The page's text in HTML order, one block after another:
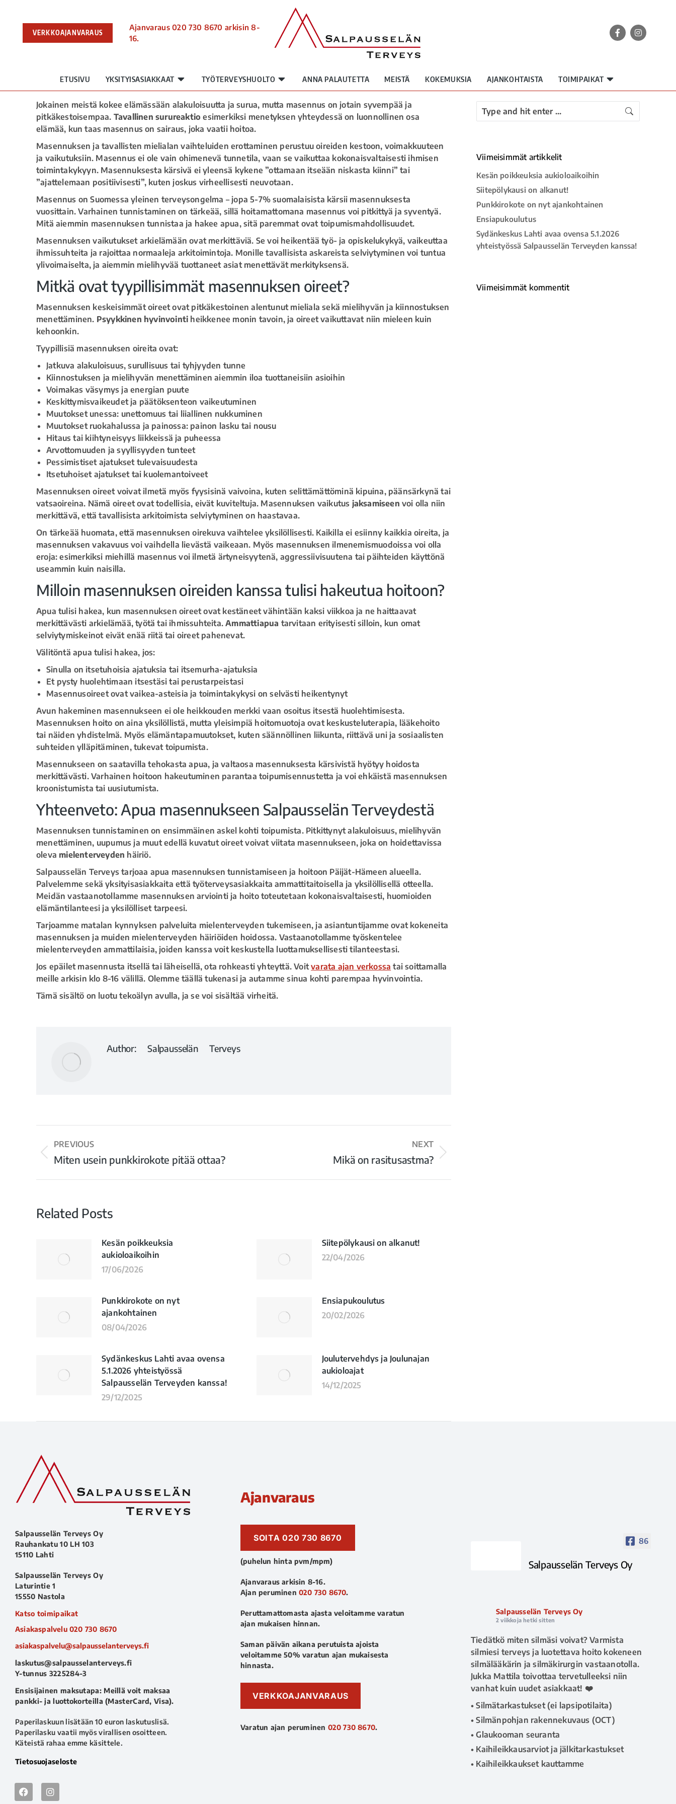
VERKKOAJANVARAUS
Ajanvaraus 020 730 8670 arkisin 8-
16.
ETUSIVU YKSITYISASIAKKAAT TYÖTERVEYSHUOLTO ANNA PALAUTETTA MEISTÄ KOKEMUKSIA AJANKOHTAISTA TOIMIPAIKAT
Jokainen meistä kokee elämässään alakuloisuutta ja surua, mutta masennus on jotain syvempää ja
pitkäkestoisempaa. Tavallinen surureaktio esimerkiksi menetyksen yhteydessä on luonnollinen osa
elämää, kun taas masennus on sairaus, joka vaatii hoitoa.
Masennuksen ja tavallisten mielialan vaihteluiden erottaminen perustuu oireiden kestoon, voimakkuuteen
ja vaikutuksiin. Masennus ei ole vain ohimenevä tunnetila, vaan se vaikuttaa kokonaisvaltaisesti ihmisen
toimintakykyyn. Masennuksesta kärsivä ei yleensä kykene ”ottamaan itseään niskasta kiinni” tai
”ajattelemaan positiivisesti”, kuten joskus virheellisesti neuvotaan.
Masennus on Suomessa yleinen terveysongelma – jopa 5-7% suomalaisista kärsii masennuksesta
vuosittain. Varhainen tunnistaminen on tärkeää, sillä hoitamattomana masennus voi pitkittyä ja syventyä.
Mitä aiemmin masennuksen tunnistaa ja hakee apua, sitä paremmat ovat toipumismahdollisuudet.
Masennuksen vaikutukset arkielämään ovat merkittäviä. Se voi heikentää työ- ja opiskelukykyä, vaikeuttaa
ihmissuhteita ja rajoittaa normaaleja arkitoimintoja. Monille tavallisista askareista selviytyminen voi tuntua
ylivoimaiselta, ja aiemmin mielihyvää tuottaneet asiat menettävät merkityksensä.
Mitkä ovat tyypillisimmät masennuksen oireet?
Masennuksen keskeisimmät oireet ovat pitkäkestoinen alentunut mieliala sekä mielihyvän ja kiinnostuksen
menettäminen. Psyykkinen hyvinvointi heikkenee monin tavoin, ja oireet vaikuttavat niin mieleen kuin
kehoonkin.
Tyypillisiä masennuksen oireita ovat:
Jatkuva alakuloisuus, surullisuus tai tyhjyyden tunne
Kiinnostuksen ja mielihyvän menettäminen aiemmin iloa tuottaneisiin asioihin
Voimakas väsymys ja energian puute
Keskittymisvaikeudet ja päätöksenteon vaikeutuminen
Muutokset unessa: unettomuus tai liiallinen nukkuminen
Muutokset ruokahalussa ja painossa: painon lasku tai nousu
Hitaus tai kiihtyneisyys liikkeissä ja puheessa
Arvottomuuden ja syyllisyyden tunteet
Pessimistiset ajatukset tulevaisuudesta
Itsetuhoiset ajatukset tai kuolemantoiveet
Masennuksen oireet voivat ilmetä myös fyysisinä vaivoina, kuten selittämättöminä kipuina, päänsärkynä tai
vatsaoireina. Nämä oireet ovat todellisia, eivät kuviteltuja. Masennuksen vaikutus jaksamiseen voi olla niin
merkittävä, että tavallisista arkitoimista selviytyminen on haastavaa.
On tärkeää huomata, että masennuksen oirekuva vaihtelee yksilöllisesti. Kaikilla ei esiinny kaikkia oireita, ja
masennuksen vakavuus voi vaihdella lievästä vaikeaan. Myös masennuksen ilmenemismuodoissa voi olla
eroja: esimerkiksi miehillä masennus voi ilmetä ärtyneisyytenä, aggressiivisuutena tai päihteiden käyttönä
useammin kuin naisilla.
Milloin masennuksen oireiden kanssa tulisi hakeutua hoitoon?
Apua tulisi hakea, kun masennuksen oireet ovat kestäneet vähintään kaksi viikkoa ja ne haittaavat
merkittävästi arkielämää, työtä tai ihmissuhteita.Ammattiapua tarvitaan erityisesti silloin, kun omat
selviytymiskeinot eivät enää riitä tai oireet pahenevat.
Välitöntä apua tulisi hakea, jos:
Sinulla on itsetuhoisia ajatuksia tai itsemurha-ajatuksia
Et pysty huolehtimaan itsestäsi tai perustarpeistasi
Masennusoireet ovat vaikea-asteisia ja toimintakykysi on selvästi heikentynyt
Avun hakeminen masennukseen ei ole heikkouden merkki vaan osoitus itsestä huolehtimisesta.
Masennuksen hoito on aina yksilöllistä, mutta yleisimpiä hoitomuotoja ovat keskusteluterapia, lääkehoito
tai näiden yhdistelmä. Myös elämäntapamuutokset, kuten säännöllinen liikunta, riittävä uni ja sosiaalisten
suhteiden ylläpitäminen, tukevat toipumista.
Masennukseen on saatavilla tehokasta apua, ja valtaosa masennuksesta kärsivistä hyötyy hoidosta
merkittävästi. Varhainen hoitoon hakeutuminen parantaa toipumisennustetta ja voi ehkäistä masennuksen
kroonistumista tai uusiutumista.
Yhteenveto: Apua masennukseen Salpausselän Terveydestä
Masennuksen tunnistaminen on ensimmäinen askel kohti toipumista. Pitkittynyt alakuloisuus, mielihyvän
menettäminen, uupumus ja muut edellä kuvatut oireet voivat viitata masennukseen, joka on hoidettavissa
oleva mielenterveyden häiriö.
Salpausselän Terveys tarjoaa apua masennuksen tunnistamiseen ja hoitoon Päijät-Hämeen alueella.
Palvelemme sekä yksityisasiakkaita että työterveysasiakkaita ammattitaitoisella ja yksilöllisellä otteella.
Meidän vastaanotollamme masennuksen arviointi ja hoito toteutetaan kokonaisvaltaisesti, huomioiden
elämäntilanteesi ja yksilölliset tarpeesi.
Tarjoamme matalan kynnyksen palveluita mielenterveyden tukemiseen, ja asiantuntijamme ovat kokeneita
masennuksen ja muiden mielenterveyden häiriöiden hoidossa. Vastaanotollamme työskentelee
mielenterveyden ammattilaisia, joiden kanssa voit keskustella luottamuksellisesti tilanteestasi.
Jos epäilet masennusta itsellä tai läheisellä, ota rohkeasti yhteyttä. Voitvarata ajan verkossa tai soittamalla
meille arkisin klo 8-16 välillä. Olemme täällä tukenasi ja autamme sinua kohti parempaa hyvinvointia.
Tämä sisältö on luotu tekoälyn avulla, ja se voi sisältää virheitä.
Author:Salpausselän Terveys
PREVIOUS
Miten usein punkkirokote pitää ottaa?
NEXT
Mikä on rasitusastma?
Related Posts
Kesän poikkeuksia
aukioloaikoihin
17/06/2026
Siitepölykausi on alkanut!
22/04/2026
Punkkirokote on nyt
ajankohtainen
08/04/2026
Ensiapukoulutus
20/02/2026
Sydänkeskus Lahti avaa ovensa
5.1.2026 yhteistyössä
Salpausselän Terveyden kanssa!
29/12/2025
Joulutervehdys ja Joulunajan
aukioloajat
14/12/2025
Viimeisimmät artikkelit
Kesän poikkeuksia aukioloaikoihin
Siitepölykausi on alkanut!
Punkkirokote on nyt ajankohtainen
Ensiapukoulutus
Sydänkeskus Lahti avaa ovensa 5.1.2026
yhteistyössä Salpausselän Terveyden kanssa!
Viimeisimmät kommentit
Salpausselän Terveys Oy
Rauhankatu 10 LH 103
15110 Lahti
Salpausselän Terveys Oy
Laturintie 1
15550 Nastola
Katso toimipaikat
Asiakaspalvelu 020 730 8670
asiakaspalvelu@salpausselanterveys.fi
laskutus@salpausselanterveys.fi
Y-tunnus 3225284-3
Ensisijainen maksutapa: Meillä voit maksaa
pankki- ja luottokorteilla (MasterCard, Visa).
Paperilaskuun lisätään 10 euron laskutuslisä.
Paperilasku vaatii myös virallisen osoitteen.
Käteistä rahaa emme käsittele.
Tietosuojaseloste
Ajanvaraus
SOITA 020 730 8670
(puhelun hinta pvm/mpm)
Ajanvaraus arkisin 8-16.
Ajan peruminen 020 730 8670.
Peruttamattomasta ajasta veloitamme varatun
ajan mukaisen hinnan.
Saman päivän aikana perutuista ajoista
veloitamme 50% varatun ajan mukaisesta
hinnasta.
VERKKOAJANVARAUS
Varatun ajan peruminen 020 730 8670.
86
Salpausselän Terveys Oy
Salpausselän Terveys Oy
2 viikkoja hetki sitten
Tiedätkö miten silmäsi voivat? Varmista
silmiesi terveys ja luotettava hoito kokeneen
silmälääkärin ja silmäkirurgin vastaanotolla.
Jukka Mattila toivottaa tervetulleeksi niin
vanhat kuin uudet asiakkaat! ❤️
• Silmätarkastukset (ei lapsipotilaita)
• Silmänpohjan rakennekuvaus (OCT)
• Glaukooman seuranta
• Kaihileikkausarviot ja jälkitarkastukset
• Kaihileikkaukset kauttamme